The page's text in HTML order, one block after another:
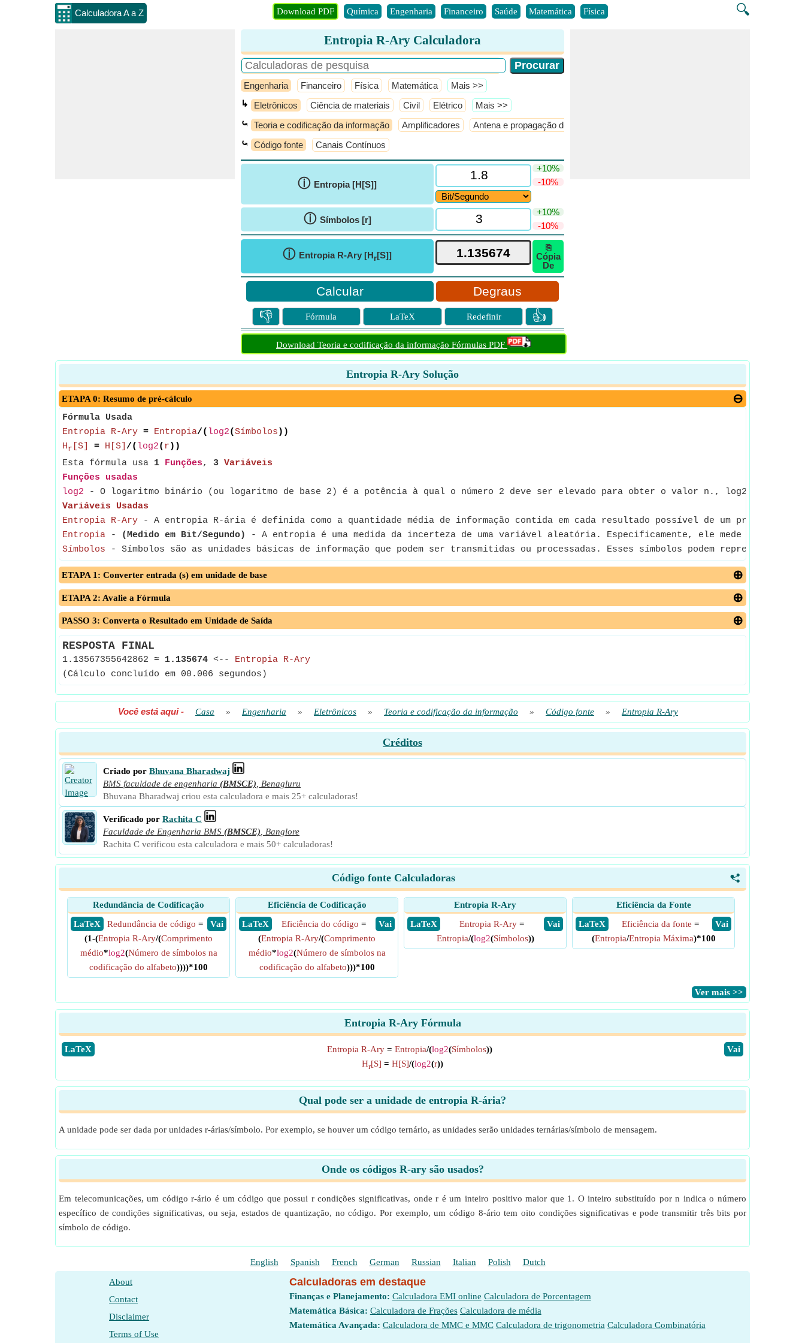
Calculadora A a Z 🔍
Download PDF Química Engenharia Financeiro Saúde Matemática Física
Entropia R-Ary Calculadora
Engenharia Financeiro Física Matemática ​Mais >>
↳ Eletrônicos Ciência de materiais Civil Elétrico ​Mais >>
⤿ Teoria e codificação da informação Amplificadores Antena e propagação de ondas
⤿ Código fonte Canais Contínuos
ⓘ Entropia [H[S]]
+10%
-10%
ⓘ Símbolos [r]
+10%
-10%
ⓘ Entropia R-Ary [Hr[S]]
⎘
Cópia
De
Degraus
👎 Fórmula LaTeX Redefinir 👍
Download Teoria e codificação da informação Fórmulas PDF
Entropia R-Ary Solução
ETAPA 0: Resumo de pré-cálculo
Fórmula Usada
Entropia R-Ary = Entropia/( log2(Símbolos ))
Hr [S] = H[S] /( log2( r ))
Esta fórmula usa 1 Funções, 3 Variáveis
Funções usadas
log2 - O logaritmo binário (ou logaritmo de base 2) é a potência à qual o número 2 deve ser elevado para obter o valor n., log2(Number)
Variáveis Usadas
Entropia R-Ary - A entropia R-ária é definida como a quantidade média de informação contida em cada resultado possível de um processo
Entropia - (Medido em Bit/Segundo)
- A entropia é uma medida da incerteza de uma variável aleatória. Especificamente, ele mede a
Símbolos - Símbolos são as unidades básicas de informação que podem ser transmitidas ou processadas. Esses símbolos podem
ETAPA 1: Converter entrada (s) em unidade de base
ETAPA 2: Avalie a Fórmula
PASSO 3: Converta o Resultado em Unidade de Saída
RESPOSTA FINAL
1.13567355642862 ≈ 1.135674 <-- Entropia R-Ary
(Cálculo concluído em 00.006 segundos)
Você está aqui- Casa » Engenharia » Eletrônicos » Teoria e codificação da informação » Código fonte » Entropia R-Ary
Créditos
Criado por Bhuvana Bharadwaj
BMS faculdade de engenharia (BMSCE)
Benagluru
Bhuvana Bharadwaj criou esta calculadora e mais 25+ calculadoras!
Verificado por Rachita C
Faculdade de Engenharia BMS (BMSCE)
Banglore
Rachita C verificou esta calculadora e mais 50+ calculadoras!
<
Código fonte Calculadoras
Redundância de Codificação
​ LaTeX
​ Vai
Redundância de código =
(1-(Entropia R-Ary/(Comprimento
médio*log2(Número de símbolos na
codificação do alfabeto))))*100
Eficiência de Codificação
​ LaTeX
​ Vai
Eficiência do código =
(Entropia R-Ary/(Comprimento
médio*log2(Número de símbolos na
codificação do alfabeto)))*100
Entropia R-Ary
​ LaTeX
​ Vai
Entropia R-Ary =
Entropia/(log2(Símbolos))
Eficiência da Fonte
​ LaTeX
​ Vai
Eficiência da fonte =
(Entropia/Entropia Máxima)*100
​Ver mais >>
Entropia R-Ary Fórmula
​LaTeX ​Vai
Entropia R-Ary= Entropia/(log2(Símbolos))
Hr[S] = H[S]/(log2(r))
Qual pode ser a unidade de entropia R-ária?
A unidade pode ser dada por unidades r-árias/símbolo. Por exemplo, se houver um código ternário, as unidades serão unidades ternárias/símbolo de mensagem.
Onde os códigos R-ary são usados?
Em telecomunicações, um código r-ário é um código que possui r condições significativas, onde r é um inteiro positivo maior que 1. O inteiro substituído por n indica o número
específico de condições significativas, ou seja, estados de quantização, no código. Por exemplo, um código 8-ário tem oito condições significativas e pode transmitir três bits por
símbolo de código.
English Spanish French German Russian Italian Polish Dutch
About
Contact
Disclaimer
Terms of Use
Calculadoras em destaque
Finanças e Planejamento: Calculadora EMI online Calculadora de Porcentagem
Matemática Básica: Calculadora de Frações Calculadora de média
Matemática Avançada: Calculadora de MMC e MMC Calculadora de trigonometria Calculadora Combinatória